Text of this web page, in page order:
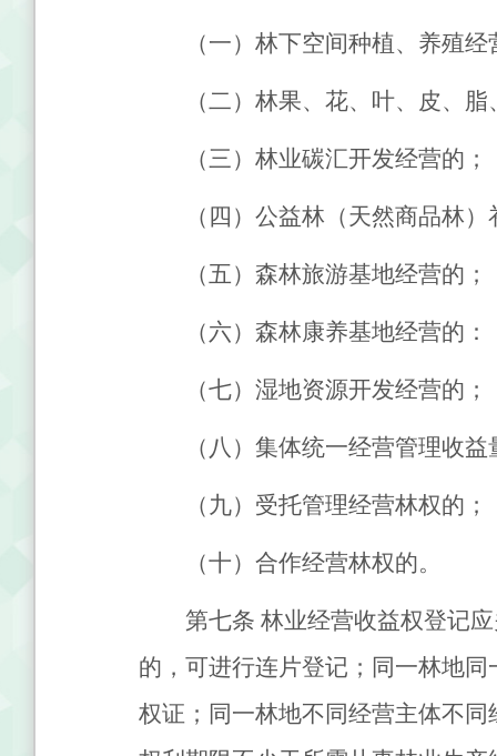
（一）林下空间种植、养殖经
（二）林果、花、叶、皮、
（三）林业碳汇开发经营的；
（四）公益林（天然商品林
（五）森林旅游基地经营的；
（六）森林康养基地经营的：
（七）湿地资源开发经营的；
（八）集体统一经营管理收
（九）受托管理经营林权的；
（十）合作经营林权的。
第七条 林业经营收益权登记
的，可进行连片登记；同一林地
权证；同一林地不同经营主体不